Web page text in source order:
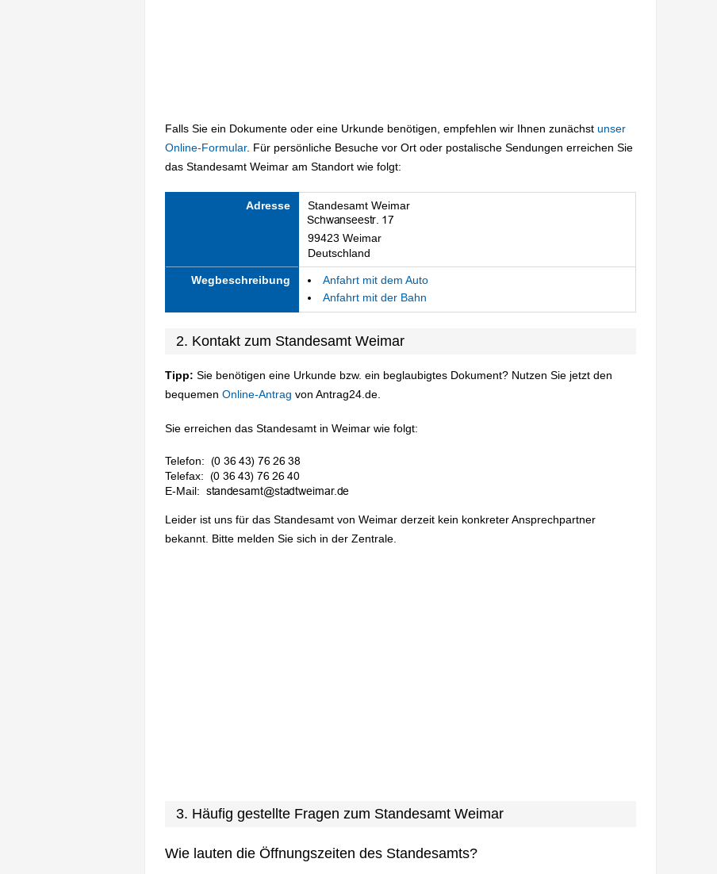
Falls Sie ein Dokumente oder eine Urkunde benötigen, empfehlen wir Ihnen zunächst unser
Online-Formular. Für persönliche Besuche vor Ort oder postalische Sendungen erreichen Sie
das Standesamt Weimar am Standort wie folgt:
Adresse Standesamt Weimar
99423 Weimar
Deutschland
Wegbeschreibung
Anfahrt mit dem Auto
Anfahrt mit der Bahn
2. Kontakt zum Standesamt Weimar
Tipp: Sie benötigen eine Urkunde bzw. ein beglaubigtes Dokument? Nutzen Sie jetzt den
bequemen Online-Antrag von Antrag24.de.
Sie erreichen das Standesamt in Weimar wie folgt:
Telefon:
Telefax:
E-Mail:
Leider ist uns für das Standesamt von Weimar derzeit kein konkreter Ansprechpartner
bekannt. Bitte melden Sie sich in der Zentrale.
3. Häufig gestellte Fragen zum Standesamt Weimar
Wie lauten die Öffnungszeiten des Standesamts?